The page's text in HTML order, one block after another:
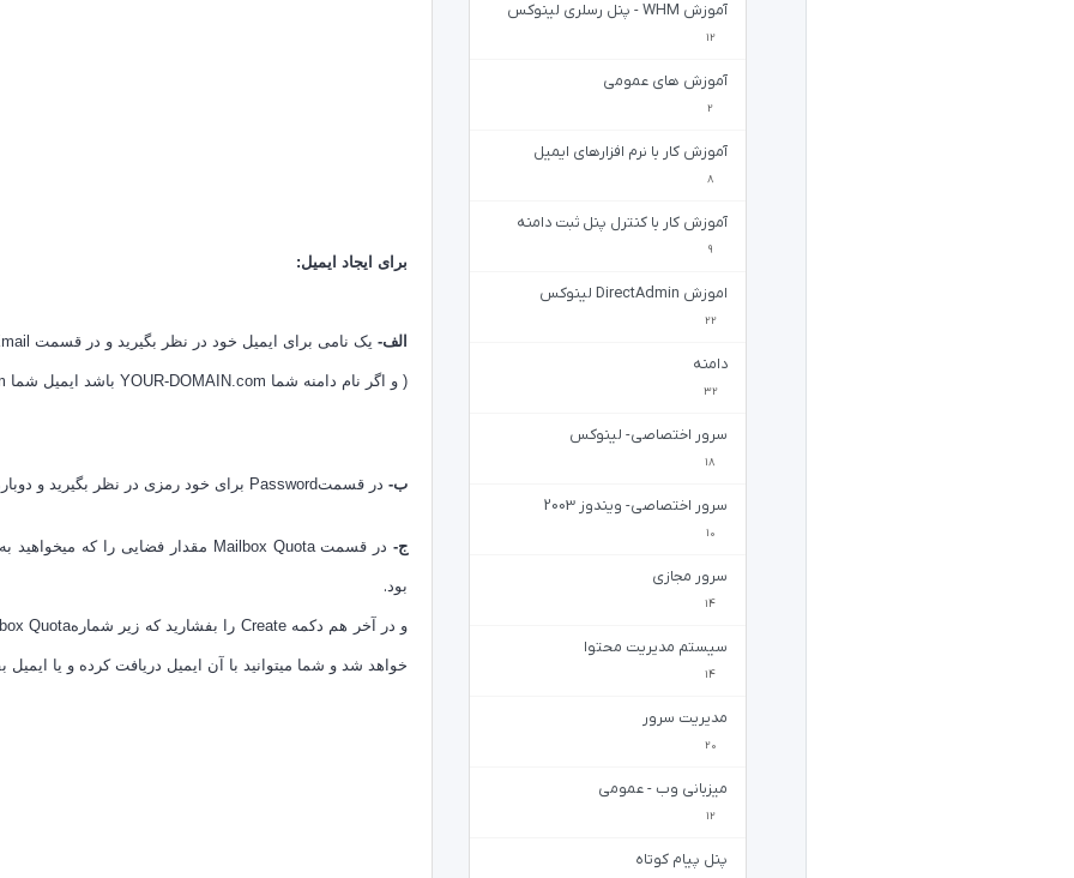
آموزش WHM - پنل رسلری لینوکس
12
آموزش های عمومی
2
آموزش کار با نرم افزارهای ایمیل
8
آموزش کار با کنترل پنل ثبت دامنه
9
اموزش DirectAdmin لینوکس
22
دامنه
32
سرور اختصاصی- لینوکس
18
سرور اختصاصی- ویندوز 2003
10
سرور مجازی
14
سیستم مدیریت محتوا
14
مدیریت سرور
20
میزبانی وب - عمومی
12
پنل پیام کوتاه
برای ایجاد ایمیل:
الف-یک نامی برای ایمیل خود در نظر بگیرید و در قسمت Email بنویسید.
( و اگر نام دامنه شما YOUR-DOMAIN.com باشد ایمیل شما info@YOUR-DOMAIN.com خواهد بود. )
ب-در قسمتPassword برای خود رمزی در نظر بگیرید و دوباره آنرا در قسمت ( Password (againبنویسید.
ج-در قسمت Mailbox Quota مقدار فضایی را که میخواهید به ایمیل اختصاص بدید،
بود.
و در آخر هم دکمه Create را بفشارید که زیر شمارهMailbox Quotaقرار دارد.
خواهد شد و شما میتوانید با آن ایمیل دریافت کرده و یا ایمیل